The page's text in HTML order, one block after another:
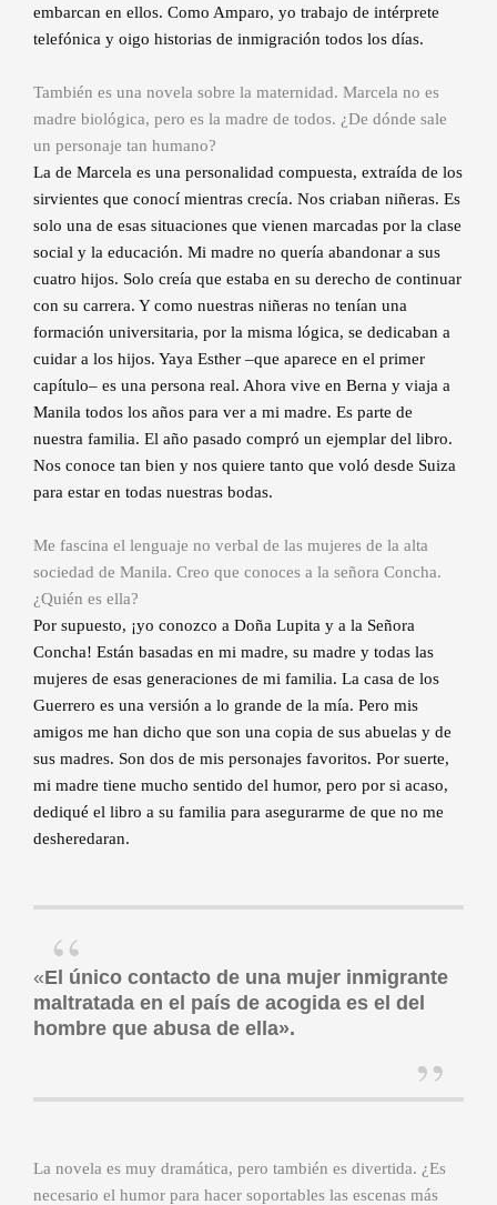
embarcan en ellos. Como Amparo, yo trabajo de intérprete
telefónica y oigo historias de inmigración todos los días.
También es una novela sobre la maternidad. Marcela no es
madre biológica, pero es la madre de todos. ¿De dónde sale
un personaje tan humano?
La de Marcela es una personalidad compuesta, extraída de los
sirvientes que conocí mientras crecía. Nos criaban niñeras. Es
solo una de esas situaciones que vienen marcadas por la clase
social y la educación. Mi madre no quería abandonar a sus
cuatro hijos. Solo creía que estaba en su derecho de continuar
con su carrera. Y como nuestras niñeras no tenían una
formación universitaria, por la misma lógica, se dedicaban a
cuidar a los hijos. Yaya Esther –que aparece en el primer
capítulo– es una persona real. Ahora vive en Berna y viaja a
Manila todos los años para ver a mi madre. Es parte de
nuestra familia. El año pasado compró un ejemplar del libro.
Nos conoce tan bien y nos quiere tanto que voló desde Suiza
para estar en todas nuestras bodas.
Me fascina el lenguaje no verbal de las mujeres de la alta
sociedad de Manila. Creo que conoces a la señora Concha.
¿Quién es ella?
Por supuesto, ¡yo conozco a Doña Lupita y a la Señora
Concha! Están basadas en mi madre, su madre y todas las
mujeres de esas generaciones de mi familia. La casa de los
Guerrero es una versión a lo grande de la mía. Pero mis
amigos me han dicho que son una copia de sus abuelas y de
sus madres. Son dos de mis personajes favoritos. Por suerte,
mi madre tiene mucho sentido del humor, pero por si acaso,
dediqué el libro a su familia para asegurarme de que no me
desheredaran.
«El único contacto de una mujer inmigrante
maltratada en el país de acogida es el del
hombre que abusa de ella».
La novela es muy dramática, pero también es divertida. ¿Es
necesario el humor para hacer soportables las escenas más